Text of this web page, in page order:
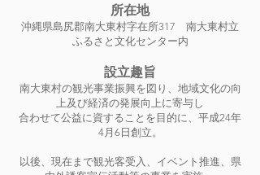
所在地
沖縄県島尻郡南大東村字在所317 南大東村立
ふるさと文化センター内
設立趣旨
南大東村の観光事業振興を図り、地域文化の向
上及び経済の発展向上に寄与し
合わせて公益に資することを目的に、平成24年
4月6日創立。
以後、現在まで観光客受入、イベント推進、県